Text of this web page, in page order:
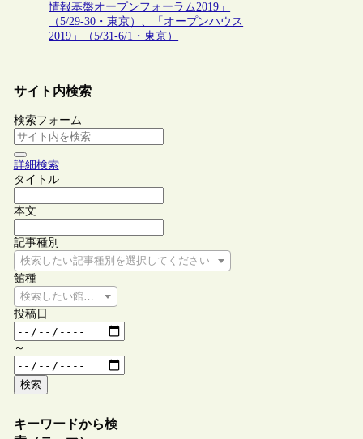
情報基盤オープンフォーラム2019」
（5/29-30・東京）、「オープンハウス
2019」（5/31-6/1・東京）
サイト内検索
検索フォーム
詳細検索
タイトル
本文
記事種別
検索したい記事種別を選択してください
館種
検索したい館種を選択してください
投稿日
～
検索
キーワードから検